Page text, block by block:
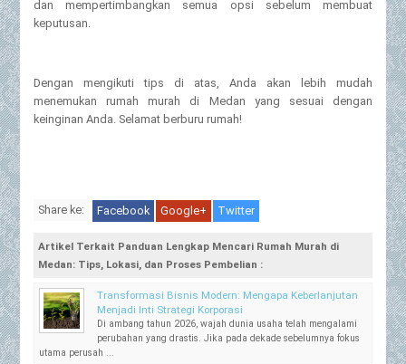
dan mempertimbangkan semua opsi sebelum membuat
keputusan.
Dengan mengikuti tips di atas, Anda akan lebih mudah
menemukan rumah murah di Medan yang sesuai dengan
keinginan Anda. Selamat berburu rumah!
Share ke: Facebook Google+ Twitter
Artikel Terkait Panduan Lengkap Mencari Rumah Murah di
Medan: Tips, Lokasi, dan Proses Pembelian :
Transformasi Bisnis Modern: Mengapa Keberlanjutan
Menjadi Inti Strategi Korporasi
Di ambang tahun 2026, wajah dunia usaha telah mengalami
perubahan yang drastis. Jika pada dekade sebelumnya fokus
utama perusah ...